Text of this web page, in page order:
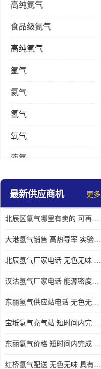
高纯氮气
食品级氮气
高纯氧气
氩气
氦气
氢气
氧气
液氮
乙炔
最新供应商机 更多
北辰区氢气哪里有卖的 可再生 实验室应用
大港氢气销售 高热导率 实验室应用
北辰氢气厂家电话 无色无味 凝点为-259
汉沽氢气厂家电话 能源密度高 储存和传输便利
东丽氢气供应站电话 无色无味 储存和传输便利
宝坻氩气充气站 短时间内完成 人员经过培训
东丽氩气价格 短时间内完成 物流管理优良
红桥氢气配送 无色无味 具有较低的密度